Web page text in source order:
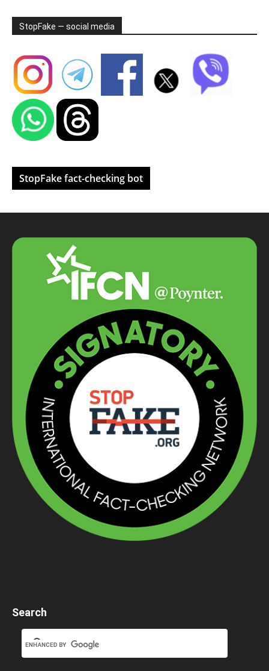
StopFake — social media
StopFake fact-checking bot
Search